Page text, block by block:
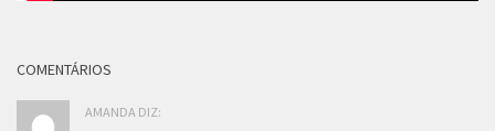
COMENTÁRIOS
AMANDA DIZ: